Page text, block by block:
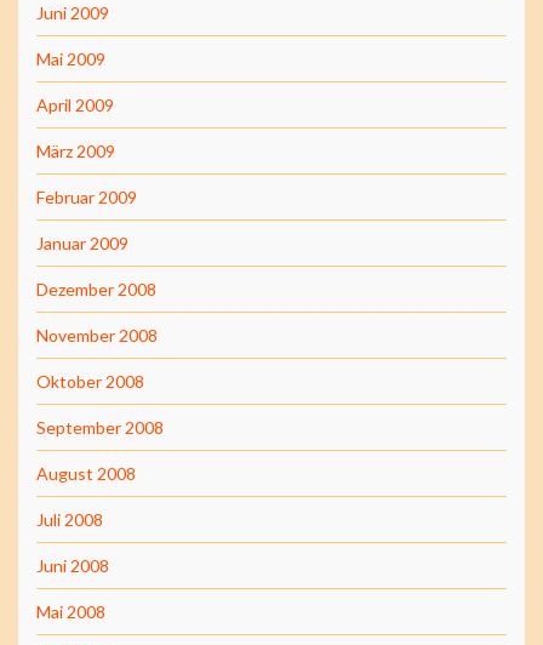
Juni 2009
Mai 2009
April 2009
März 2009
Februar 2009
Januar 2009
Dezember 2008
November 2008
Oktober 2008
September 2008
August 2008
Juli 2008
Juni 2008
Mai 2008